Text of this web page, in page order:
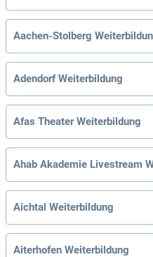
Aachen-Stolberg
Adendorf Weiterbildung
Afas Theater Weiterbildung
Ahab Akademie Livestream
Aichtal Weiterbildung
Aiterhofen Weiterbildung